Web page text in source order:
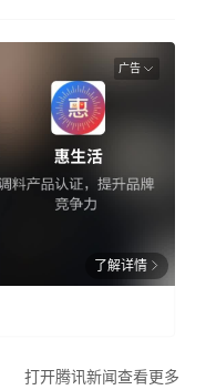
广告
了解详情
打开腾讯新闻查看更多